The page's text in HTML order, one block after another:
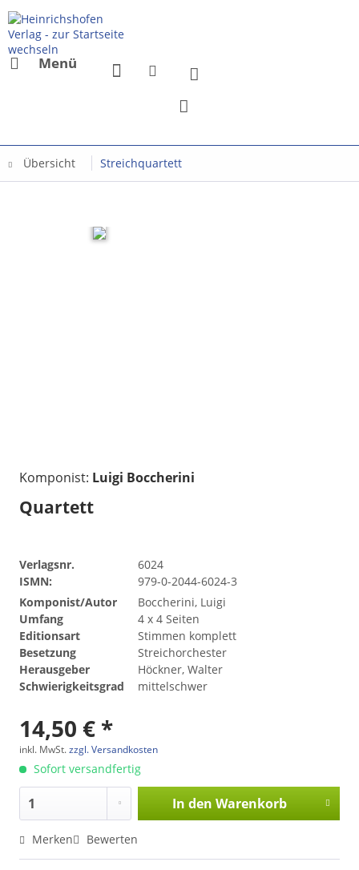
Menü
Übersicht Streichquartett
Komponist: Luigi Boccherini
Quartett
Verlagsnr.
6024
ISMN:
979-0-2044-6024-3
Komponist/Autor
Boccherini, Luigi
Umfang
4 x 4 Seiten
Editionsart
Stimmen komplett
Besetzung
Streichorchester
Herausgeber
Höckner, Walter
Schwierigkeitsgrad
mittelschwer
14,50 € *
inkl. MwSt.zzgl. Versandkosten
Sofort versandfertig
In den Warenkorb
Merken Bewerten